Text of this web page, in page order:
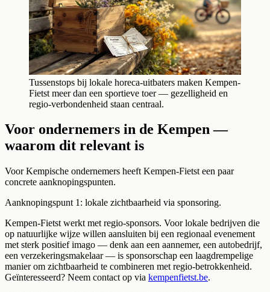
Tussenstops bij lokale horeca-uitbaters maken Kempen-
Fietst meer dan een sportieve toer — gezelligheid en
regio-verbondenheid staan centraal.
Voor ondernemers in de Kempen —
waarom dit relevant is
Voor Kempische ondernemers heeft Kempen-Fietst een paar
concrete aanknopingspunten.
Aanknopingspunt 1: lokale zichtbaarheid via sponsoring.
Kempen-Fietst werkt met regio-sponsors. Voor lokale bedrijven die
op natuurlijke wijze willen aansluiten bij een regionaal evenement
met sterk positief imago — denk aan een aannemer, een autobedrijf,
een verzekeringsmakelaar — is sponsorschap een laagdrempelige
manier om zichtbaarheid te combineren met regio-betrokkenheid.
Geïnteresseerd? Neem contact op via kempenfietst.be.